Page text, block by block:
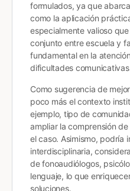
formulados, ya que
como la aplicación
especialmente valioso
conjunto entre escuela y
fundamental en la
dificultades
Como sugerencia de
poco más el contexto
ejemplo, tipo de
ampliar la comprensión
el caso. Asimismo, podría
interdisciplinaria,
de fonoaudiólogos,
lenguaje, lo que
soluciones.